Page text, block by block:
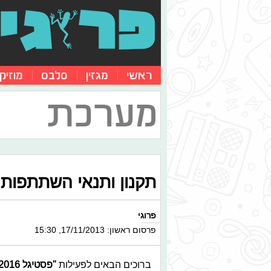
ראשי מגזין סלבס
מערכת
תקנון ותנאי השתתפות
פרוגי
פרסום ראשון: 17/11/2013, 15:30
ברוכים הבאים לפעילות "פסטיגל 2016 בפרוגי"